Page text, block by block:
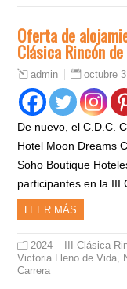
Oferta de
Clásica Rincón
admin octubre
De nuevo, el C.D.C.
Hotel Moon Dreams
Soho Boutique
participantes en la III
LEER MÁS
2024 – III Clásica
Victoria Lleno de Vida
Carrera